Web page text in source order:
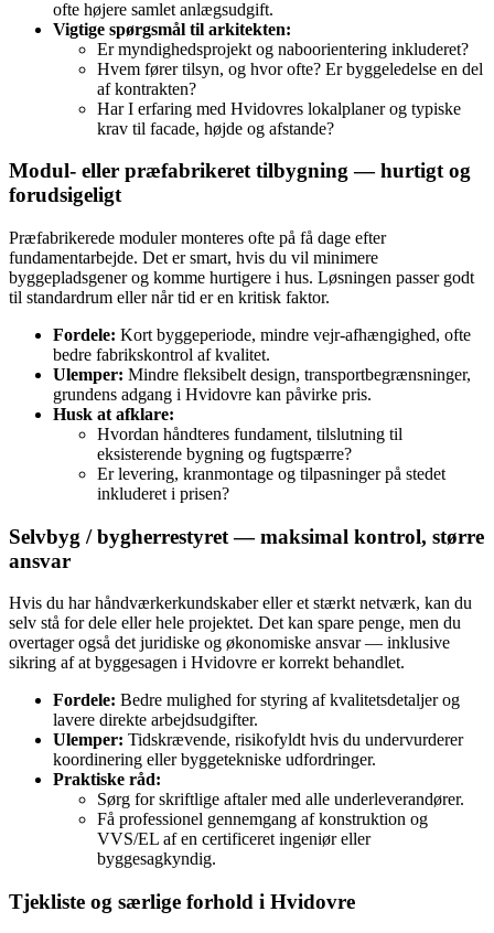
ofte højere samlet anlægsudgift.
Vigtige spørgsmål til arkitekten:
Er myndighedsprojekt og naboorientering inkluderet?
Hvem fører tilsyn, og hvor ofte? Er byggeledelse en del
af kontrakten?
Har I erfaring med Hvidovres lokalplaner og typiske
krav til facade, højde og afstande?
Modul‑ eller præfabrikeret tilbygning — hurtigt og
forudsigeligt
Præfabrikerede moduler monteres ofte på få dage efter
fundamentarbejde. Det er smart, hvis du vil minimere
byggepladsgener og komme hurtigere i hus. Løsningen passer godt
til standardrum eller når tid er en kritisk faktor.
Fordele: Kort byggeperiode, mindre vejr‑afhængighed, ofte
bedre fabrikskontrol af kvalitet.
Ulemper: Mindre fleksibelt design, transportbegrænsninger,
grundens adgang i Hvidovre kan påvirke pris.
Husk at afklare:
Hvordan håndteres fundament, tilslutning til
eksisterende bygning og fugtspærre?
Er levering, kranmontage og tilpasninger på stedet
inkluderet i prisen?
Selvbyg / bygherrestyret — maksimal kontrol, større
ansvar
Hvis du har håndværkerkundskaber eller et stærkt netværk, kan du
selv stå for dele eller hele projektet. Det kan spare penge, men du
overtager også det juridiske og økonomiske ansvar — inklusive
sikring af at byggesagen i Hvidovre er korrekt behandlet.
Fordele: Bedre mulighed for styring af kvalitetsdetaljer og
lavere direkte arbejdsudgifter.
Ulemper: Tidskrævende, risikofyldt hvis du undervurderer
koordinering eller byggetekniske udfordringer.
Praktiske råd:
Sørg for skriftlige aftaler med alle underleverandører.
Få professionel gennemgang af konstruktion og
VVS/EL af en certificeret ingeniør eller
byggesagkyndig.
Tjekliste og særlige forhold i Hvidovre